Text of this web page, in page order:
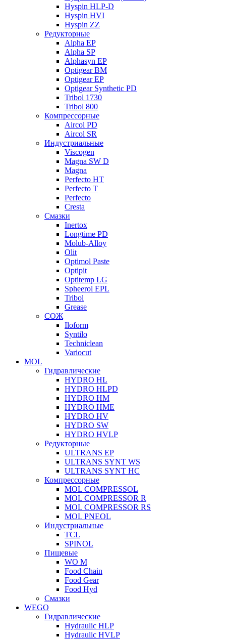
Hyspin HLP-D
Hyspin HVI
Hyspin ZZ
Редукторные
Alpha EP
Alpha SP
Alphasyn EP
Optigear BM
Optigear EP
Optigear Synthetic PD
Tribol 1730
Tribol 800
Компрессорные
Aircol PD
Aircol SR
Индустриальные
Viscogen
Magna SW D
Magna
Perfecto HT
Perfecto T
Perfecto
Cresta
Смазки
Inertox
Longtime PD
Molub-Alloy
Olit
Optimol Paste
Optipit
Optitemp LG
Spheerol EPL
Tribol
Grease
СОЖ
Iloform
Syntilo
Techniclean
Variocut
MOL
Гидравлические
HYDRO HL
HYDRO HLPD
HYDRO HM
HYDRO HME
HYDRO HV
HYDRO SW
HYDRO HVLP
Редукторные
ULTRANS EP
ULTRANS SYNT WS
ULTRANS SYNT HC
Компрессорные
MOL COMPRESSOL
MOL COMPRESSOR R
MOL COMPRESSOR RS
MOL PNEOL
Индустриальные
TCL
SPINOL
Пищевые
WO M
Food Chain
Food Gear
Food Hyd
Смазки
WEGO
Гидравлические
Hydraulic HLP
Hydraulic HVLP